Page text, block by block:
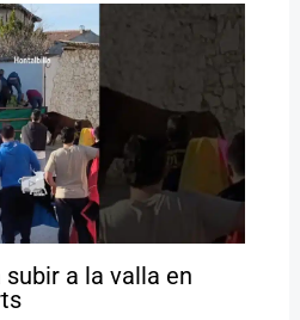
subir a la valla en